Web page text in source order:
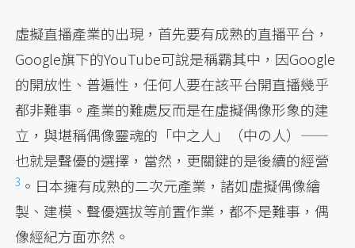
虛擬直播產業的出現，首先要有成熟的直播平台，
Google旗下的YouTube可說是稱霸其中，因Google
的開放性、普遍性，任何人要在該平台開直播幾乎
都非難事。產業的難處反而是在虛擬偶像形象的建
立，與堪稱偶像靈魂的「中之人」（中の人）——
也就是聲優的選擇，當然，更關鍵的是後續的經營
3 。日本擁有成熟的二次元產業，諸如虛擬偶像繪
製、建模、聲優選拔等前置作業，都不是難事，偶
像經紀方面亦然。